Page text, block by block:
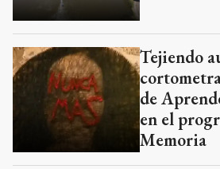
Tejiendo
de
en el
Memoria